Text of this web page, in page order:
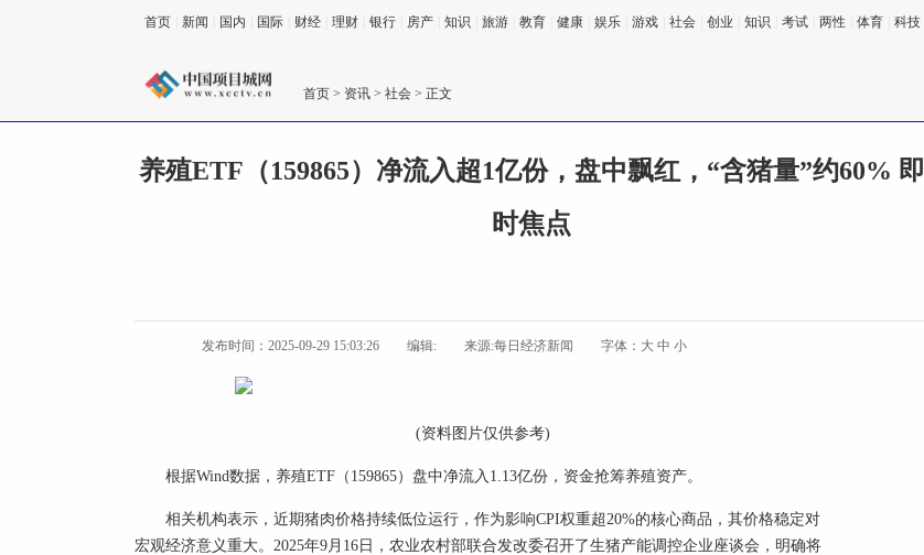
首页 新闻 国内 国际 财经 理财 银行 房产 知识 旅游 教育 健康 娱乐 游戏 社会 创业 知识 考试 两性 体育 科技
首页 > 资讯 > 社会 > 正文
养殖ETF（159865）净流入超1亿份，盘中飘红，“含猪量”约60% 即
时焦点
发布时间：2025-09-29 15:03:26 编辑: 来源:每日经济新闻 字体： 大 中 小
(资料图片仅供参考)
根据Wind数据，养殖ETF（159865）盘中净流入1.13亿份，资金抢筹养殖资产。
相关机构表示，近期猪肉价格持续低位运行，作为影响CPI权重超20%的核心商品，其价格稳定对
宏观经济意义重大。2025年9月16日，农业农村部联合发改委召开了生猪产能调控企业座谈会，明确将